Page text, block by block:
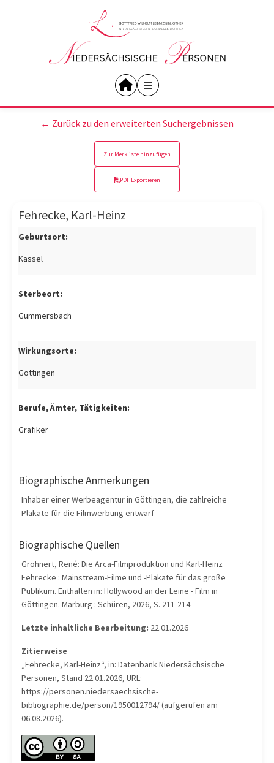
← Zurück zu den erweiterten Suchergebnissen
Zur Merkliste hinzufügen
PDF Exportieren
Fehrecke, Karl-Heinz
Geburtsort:
Kassel
Sterbeort:
Gummersbach
Wirkungsorte:
Göttingen
Berufe, Ämter, Tätigkeiten:
Grafiker
Biographische Anmerkungen
Inhaber einer Werbeagentur in Göttingen, die zahlreiche
Plakate für die Filmwerbung entwarf
Biographische Quellen
Grohnert, René: Die Arca-Filmproduktion und Karl-Heinz
Fehrecke : Mainstream-Filme und -Plakate für das große
Publikum. Enthalten in: Hollywood an der Leine - Film in
Göttingen. Marburg : Schüren, 2026, S. 211-214
Letzte inhaltliche Bearbeitung: 22.01.2026
Zitierweise
„Fehrecke, Karl-Heinz“, in: Datenbank Niedersächsische
Personen, Stand 22.01.2026, URL:
https://personen.niedersaechsische-
bibliographie.de/person/1950012794/ (aufgerufen am
06.08.2026).